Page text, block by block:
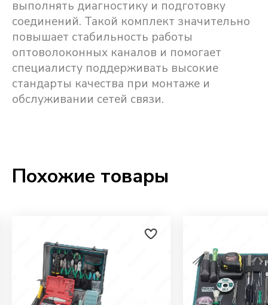
выполнять диагностику и подготовку
соединений. Такой комплект значительно
повышает стабильность работы
оптоволоконных каналов и помогает
специалисту поддерживать высокие
стандарты качества при монтаже и
обслуживании сетей связи.
Похожие товары